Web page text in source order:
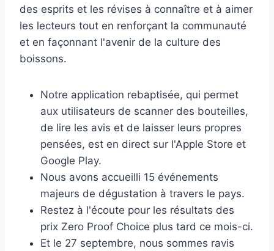
des esprits et les révises à connaître et à aimer
les lecteurs tout en renforçant la communauté
et en façonnant l'avenir de la culture des
boissons.
Notre application rebaptisée, qui permet
aux utilisateurs de scanner des bouteilles,
de lire les avis et de laisser leurs propres
pensées, est en direct sur l'Apple Store et
Google Play.
Nous avons accueilli 15 événements
majeurs de dégustation à travers le pays.
Restez à l'écoute pour les résultats des
prix Zero Proof Choice plus tard ce mois-ci.
Et le 27 septembre, nous sommes ravis